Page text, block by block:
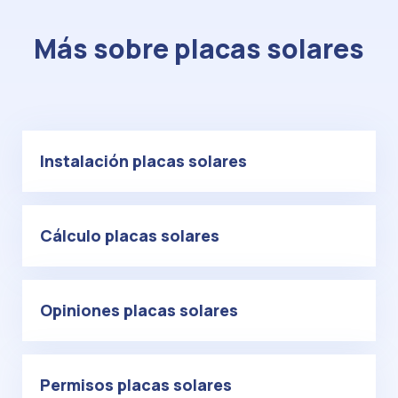
Más sobre placas solares
Instalación placas solares
Cálculo placas solares
Opiniones placas solares
Permisos placas solares